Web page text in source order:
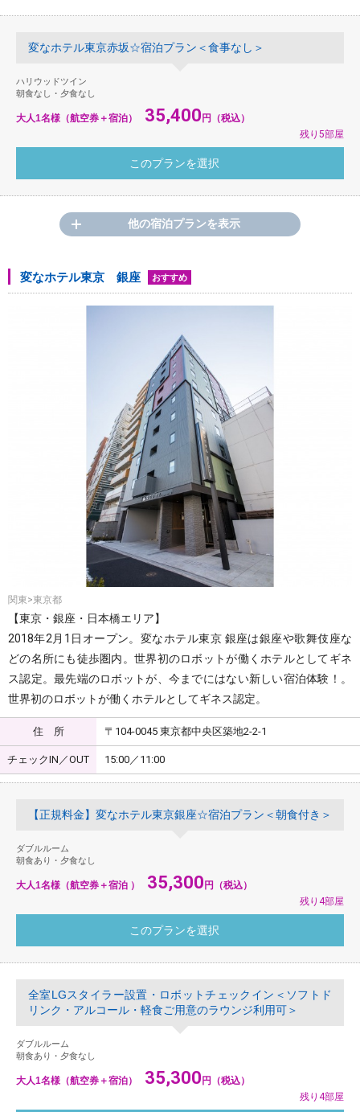
変なホテル東京赤坂☆宿泊プラン＜食事なし＞
ハリウッドツイン
朝食なし・夕食なし
大人1名様（航空券＋宿泊） 35,400円（税込）
残り5部屋
他の宿泊プランを表示
変なホテル東京 銀座 おすすめ
関東>東京都
【東京・銀座・日本橋エリア】
2018年2月1日オープン。変なホテル東京 銀座は銀座や歌舞伎座な
どの名所にも徒歩圏内。世界初のロボットが働くホテルとしてギネ
ス認定。最先端のロボットが、今までにはない新しい宿泊体験！。
世界初のロボットが働くホテルとしてギネス認定。
住 所 〒104-0045 東京都中央区築地2-2-1
チェックIN／OUT 15:00／11:00
【正規料金】変なホテル東京銀座☆宿泊プラン＜朝食付き＞
ダブルルーム
朝食あり・夕食なし
大人1名様（航空券＋宿泊 ） 35,300円（税込）
残り4部屋
全室LGスタイラー設置・ロボットチェックイン＜ソフトド
リンク・アルコール・軽食ご用意のラウンジ利用可＞
ダブルルーム
朝食あり・夕食なし
大人1名様（航空券＋宿泊） 35,300円（税込）
残り4部屋